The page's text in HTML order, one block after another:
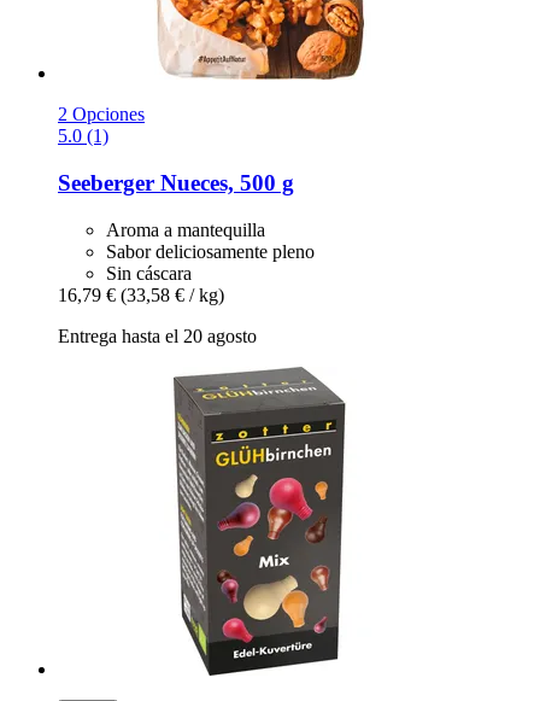
2 Opciones
5.0 (1)
Seeberger Nueces, 500 g
Aroma a mantequilla
Sabor deliciosamente pleno
Sin cáscara
16,79 € (33,58 € / kg)
Entrega hasta el 20 agosto